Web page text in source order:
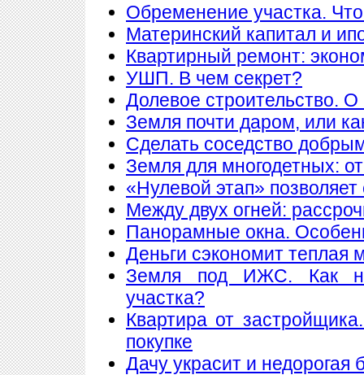
Обременение участка.
Материнский капитал и
Квартирный ремонт:
УШП. В чем секрет?
Долевое строительство.
Земля почти даром, или
Сделать соседство
Земля для многодетных:
«Нулевой этап»
Между двух огней:
Панорамные окна.
Деньги сэкономит теплая
Земля под ИЖС. Как
участка?
Квартира от
покупке
Дачу украсит и недорогая